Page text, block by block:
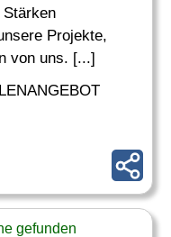
Projekte,
von uns. [...]
gefunden